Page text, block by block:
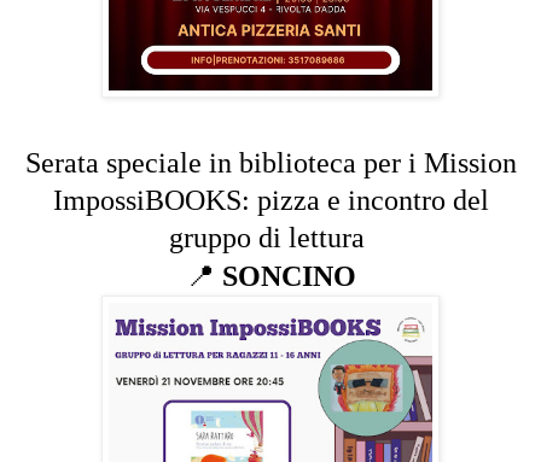
Serata speciale in biblioteca per i Mission
ImpossiBOOKS: pizza e incontro del
gruppo di lettura
📍 SONCINO